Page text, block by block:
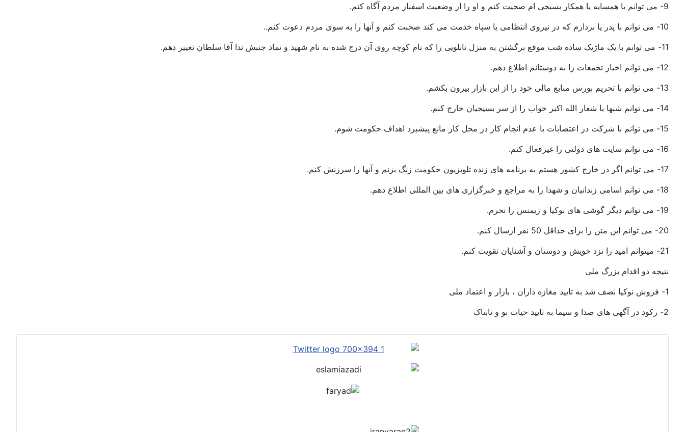
9- می توانم با همسایه یا همکار بسیجی ام صحیت کنم و او را از وضعیت اسفبار مردم آگاه کنم.
10- می توانم با پدر یا بردارم که در نیروی انتظامی یا سپاه خدمت می کند صحبت کنم و آنها را به سوی مردم دعوت کنم..
11- می توانم با یک ماژیک ساده شب موقع برگشتن به منزل تابلویی را که نام کوچه روی آن درج شده به نام شهید و نماد جنبش ندا آقا سلطان تغییر دهم.
12- می توانم اخبار تجمعات را به دوستانم اطلاع دهم.
13- می توانم با تحریم بورس منابع مالی خود را از این بازار بیرون بکشم.
14- می توانم شبها با شعار الله اکبر خواب را از سر بسیجیان خارج کنم.
15- می توانم با شرکت در اعتصابات یا عدم انجام کار در محل کار مانع پیشبرد اهداف حکومت شوم.
16- می توانم سایت های دولتی را غیرفعال کنم.
17- می توانم اگر در خارج کشور هستم به برنامه های زنده تلویزیون حکومت زنگ بزنم و آنها را سرزنش کنم.
18- می توانم اسامی زندانیان و شهدا را به مراجع و خبرگزاری های بین المللی اطلاع دهم.
19- می توانم دیگر گوشی های نوکیا و زیمنس را نخرم.
20- می توانم این متن را برای حداقل 50 نفر ارسال کنم.
21- میتوانم امید را نزد خویش و دوستان و آشنایان تقویت کنم.
نتیجه دو اقدام بزرگ ملی
1- فروش نوکیا نصف شد به تایید مغازه داران ، بازار و اعتماد ملی
2- رکود در آگهی های صدا و سیما به تایید حیات نو و تابناک